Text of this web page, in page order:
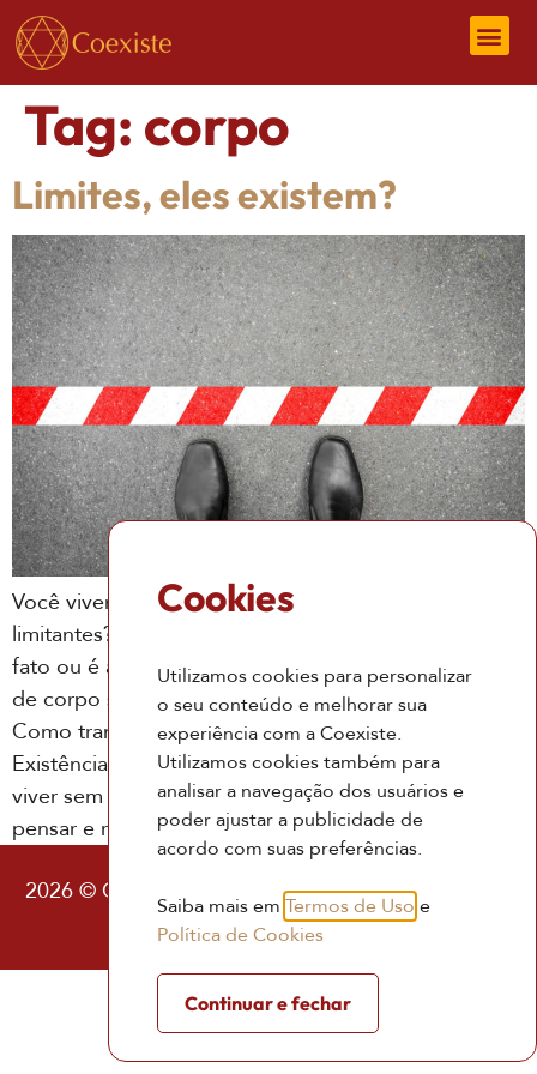
Tag: corpo
Limites, eles existem?
Você vivencia limites? Sente-se travado por crenças
limitantes? Mas afinal, o que é um limite? Limite é um
fato ou é apenas uma ideia? Como as ideias de limite
de corpo se associaram à ideias de limite na Vida?
Como transcender os limites? Será que a Vida e a
Existência em Deus tem limites? Será que é possivel
viver sem ideias de limite na mente? Há muito o que
pensar e refletir sobre esse assunto
2026 © Coexiste – Consultoria Existencial |
de Privacidade| Termos de Uso
Cookies
Utilizamos cookies para personalizar
o seu conteúdo e melhorar sua
experiência com a Coexiste.
Utilizamos cookies também para
analisar a navegação dos usuários e
poder ajustar a publicidade de
acordo com suas preferências.
Saiba mais em Termos de Uso e
Política de Cookies
Continuar e fechar